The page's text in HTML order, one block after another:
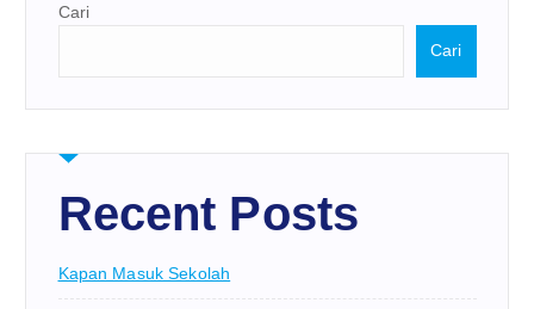
Cari
Cari
Recent Posts
Kapan Masuk Sekolah